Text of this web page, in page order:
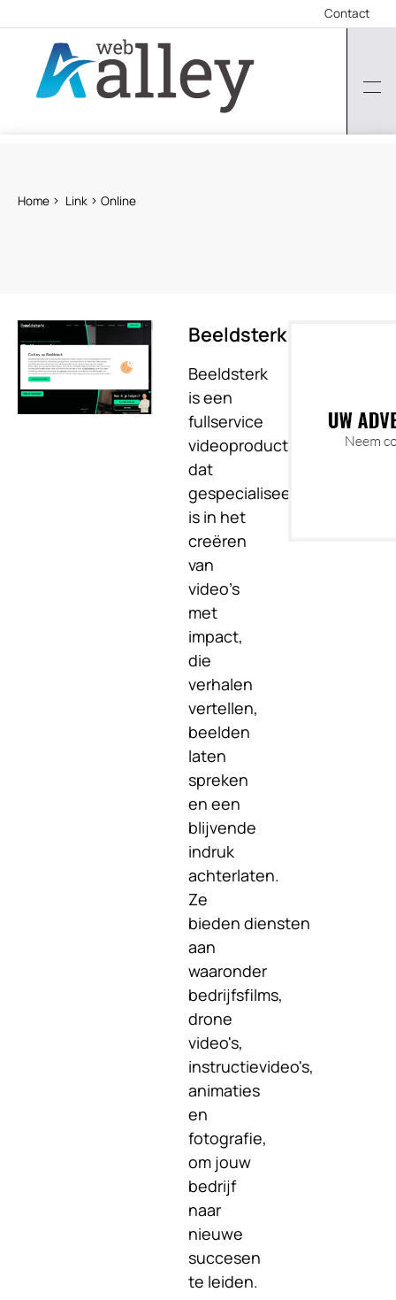
Contact
Home Link Online
Beeldsterk
Beeldsterk
is een
fullservice
videoproductiebedrijf
dat
gespecialiseerd
is in het
creëren
van
video's
met
impact,
die
verhalen
vertellen,
beelden
laten
spreken
en een
blijvende
indruk
achterlaten.
Ze
bieden diensten
aan
waaronder
bedrijfsfilms,
drone
video's,
instructievideo's,
animaties
en
fotografie,
om jouw
bedrijf
naar
nieuwe
succesen
te leiden.